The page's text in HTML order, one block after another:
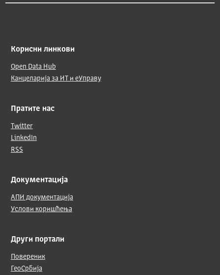
Корисни линкови
Open Data Hub
Канцеларија за ИТ и еУправу
Пратите нас
Twitter
LinkedIn
RSS
Документација
АПИ документација
Услови коришћења
Други портали
Повереник
ГеоСрбија